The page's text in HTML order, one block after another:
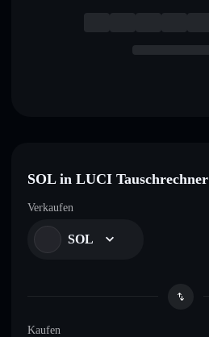
SOL in LUCI Tauschrechner
Verkaufen
SOL
Kaufen